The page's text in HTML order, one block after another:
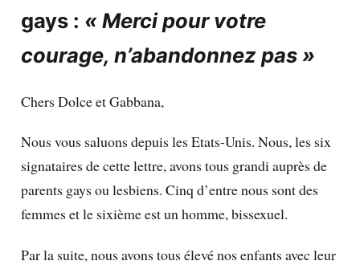
gays : « Merci pour votre
courage, n’abandonnez pas »
Chers Dolce et Gabbana,
Nous vous saluons depuis les Etats-Unis. Nous, les six
signataires de cette lettre, avons tous grandi auprès de
parents gays ou lesbiens. Cinq d’entre nous sont des
femmes et le sixième est un homme, bissexuel.
Par la suite, nous avons tous élevé nos enfants avec leur